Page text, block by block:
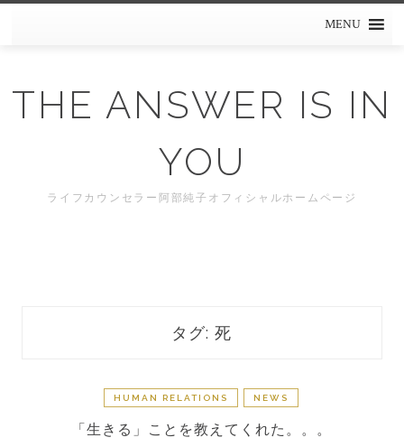
MENU
THE ANSWER IS IN
YOU
ライフカウンセラー阿部純子オフィシャルホームページ
タグ: 死
HUMAN RELATIONS NEWS
「生きる」ことを教えてくれた。。。